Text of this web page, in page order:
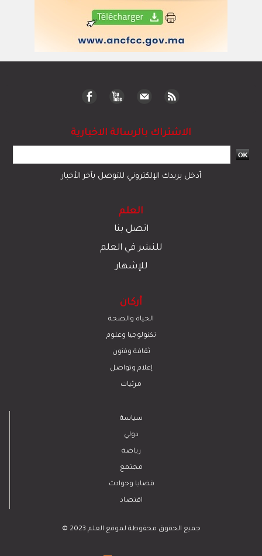
الاشتراك بالرسالة الاخبارية
أدخل بريدك الإلكتروني للتوصل بآخر الأخبار
العلم
اتصل بنا
للنشر في العلم
للإشهار
أركان
الحياة والصحة
تكنولوجيا وعلوم
ﺛﻘﺎﻓﺔ وﻓﻧون
إعلام وتواصل
مرئيات
سياسة
دولي
رياضة
مجتمع
قضايا وحوادث
اقتصاد
© 2023 جميع الحقوق محفوظة لموقع العلم